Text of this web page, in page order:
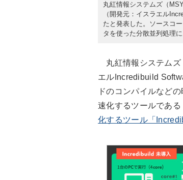
丸紅情報システムズ（
（開発元：イスラエル
たと発表した。ソースコ
タを使った分散並列処理
丸紅情報システムズ
エルIncredibuild
ドのコンパイルなど
速化するツールである
化するツール「